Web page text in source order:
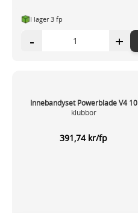
I lager 3 fp
- +
Innebandyset Powerblade V4 10
klubbor
391,74 kr/fp